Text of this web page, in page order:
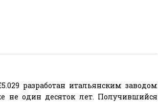
разработан итальянским заводом
не один десяток лет. Получившийся